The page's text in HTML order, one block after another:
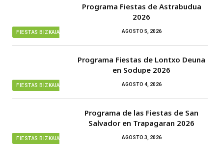
FIESTAS BIZKAIA
Programa Fiestas de Astrabudua
2026
AGOSTO 5, 2026
FIESTAS BIZKAIA
Programa Fiestas de Lontxo Deuna
en Sodupe 2026
AGOSTO 4, 2026
FIESTAS BIZKAIA
Programa de las Fiestas de San
Salvador en Trapagaran 2026
AGOSTO 3, 2026